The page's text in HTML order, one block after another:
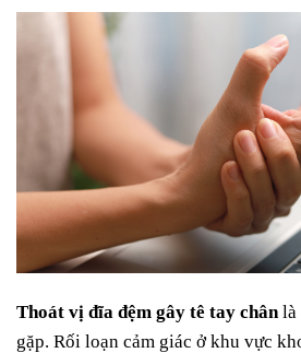
Thoát vị đĩa đệm gây tê tay chânlà
gặp. Rối loạn cảm giác ở khu vực